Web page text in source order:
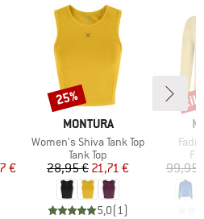
€
MÆRKE
MONTURA
Artikel
Women's Shiva Tank Top
Produktgruppe
Tank Top
Pris
28,95 €Nedsat pris
21,71 €
5,0(1)
Rabat
25%
99,95
til